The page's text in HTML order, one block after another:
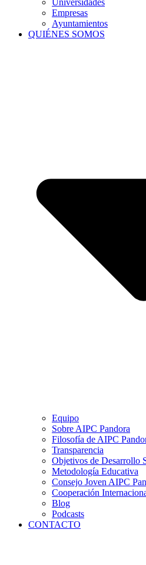
Universidades
Empresas
Ayuntamientos
QUIÉNES SOMOS
Equipo
Sobre AIPC Pandora
Filosofía de AIPC
Transparencia
Objetivos de Desarrollo
Metodología Educativa
Consejo Joven AIPC
Cooperación
Blog
Podcasts
CONTACTO